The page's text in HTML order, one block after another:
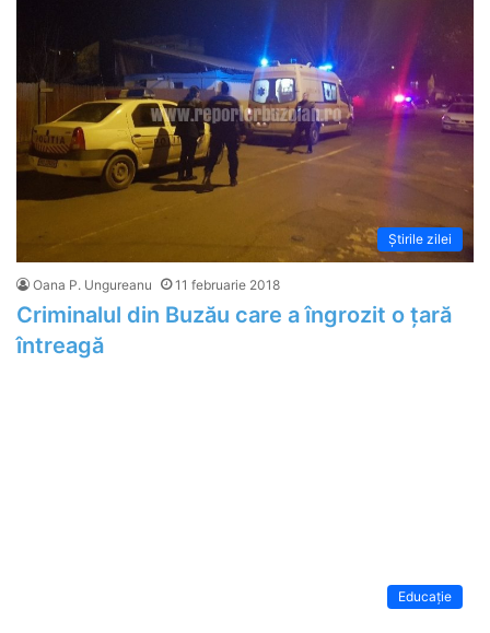
Știrile zilei
Oana P. Ungureanu 11 februarie 2018
Criminalul din Buzău care a îngrozit o țară
întreagă
Educaţie